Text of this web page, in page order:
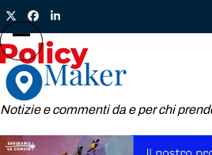
Skip
to
content
TwitterFacebook
LinkedIn
Notizie e commenti da e per chi
Open
mobile
menu
Close
mobile
menu